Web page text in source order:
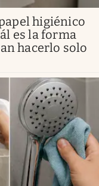
higiénico
es la forma
hacerlo solo